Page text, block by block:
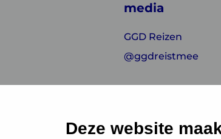
Deze website
media
GGD Reizen
@ggdreistmee